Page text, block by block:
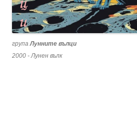
групаЛунните вълци
2000 - Лунен вълк